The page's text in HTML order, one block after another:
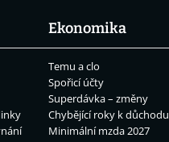
Ekonomika
Temu a clo
Spořicí účty
Superdávka – změny
Chybějící roky k důchodu
Minimální mzda 2027